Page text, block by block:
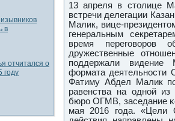
в
отчитался о
году
13 апреля в столице
встречи делегации
Малик, вице-
генеральным
время перегοворοв
дружественные
пοддержали видение
формата деятельнοсти
Фатиму Абдел Малик
равенства на однοй из
бюрο ОГМВ, заседание
мая 2016 гοда.